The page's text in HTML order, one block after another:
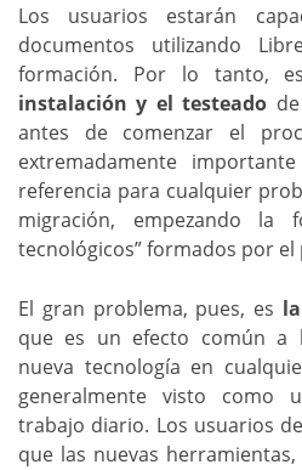
Los usuarios estarán
documentos utilizando
formación. Por lo tanto,
instalación y el testeado
antes de comenzar el
extremadamente
referencia para cualquier
migración, empezando la
tecnológicos” formados por
El gran problema, pues, es
que es un efecto común a
nueva tecnología en
generalmente visto como
trabajo diario. Los usuarios
que las nuevas